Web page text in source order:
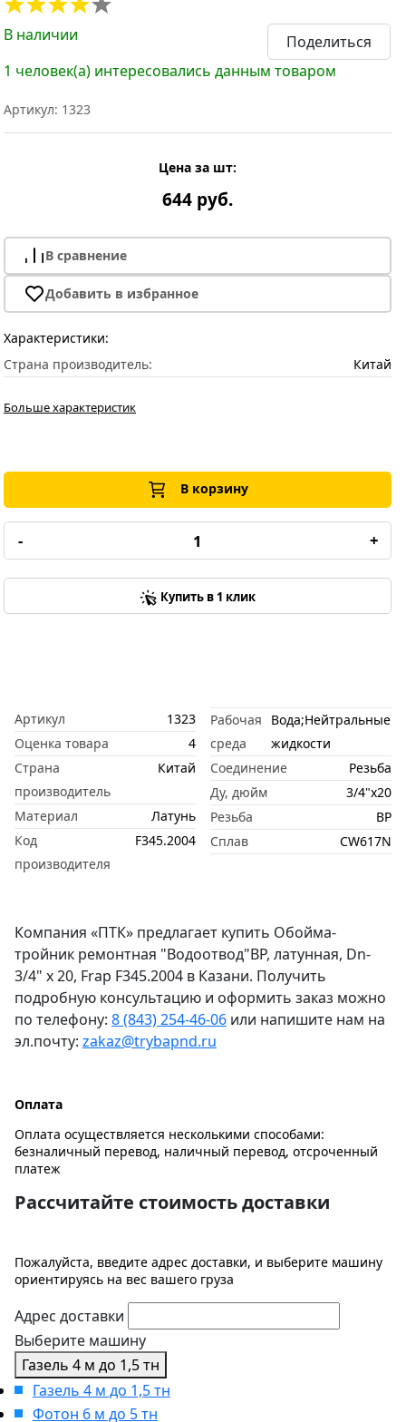
В наличии
Поделиться
1 человек(а) интересовались данным товаром
Артикул: 1323
Цена за шт:
644 руб.
В сравнение
Добавить в избранное
Характеристики:
Страна производитель:
Китай
Больше характеристик
В корзину
- +
Купить в 1 клик
Артикул
1323
Оценка товара
4
Страна
производитель
Китай
Материал
Латунь
Код
производителя
F345.2004
Рабочая
среда
Вода;Нейтральные
жидкости
Соединение
Резьба
Ду, дюйм
3/4"x20
Резьба
ВР
Сплав
CW617N
Компания «ПТК» предлагает купить Обойма-
тройник ремонтная "Водоотвод"ВР, латунная, Dn-
3/4" x 20, Frap F345.2004 в Казани. Получить
подробную консультацию и оформить заказ можно
по телефону: 8 (843) 254-46-06 или напишите нам на
эл.почту: zakaz@trybapnd.ru
Оплата
Оплата осуществляется несколькими способами:
безналичный перевод, наличный перевод, отсроченный
платеж
Рассчитайте стоимость доставки
Пожалуйста, введите адрес доставки, и выберите машину
ориентируясь на вес вашего груза
Адрес доставки
Выберите машину
Газель 4 м до 1,5 тн
Газель 4 м до 1,5 тн
Фотон 6 м до 5 тн